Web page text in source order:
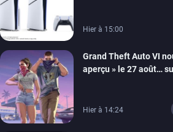
Hier à 15:00
Grand Theft Auto VI
aperçu » le 27 août…
Hier à 14:24